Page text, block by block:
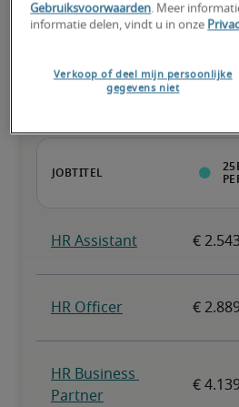
functies
Gebruiksvoorwaarden. Meer
informatie delen, vindt u in onze
Verkoop of deel mijn persoonlijke
gegevens niet